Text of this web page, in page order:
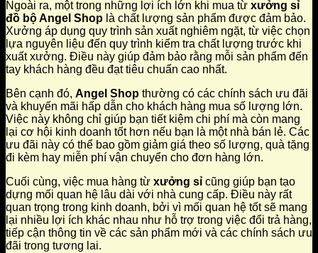
Ngoài ra, một trong những lợi ích lớn khi mua từ xưởng sỉ
đồ bộ Angel Shop là chất lượng sản phẩm được đảm bảo.
Xưởng áp dụng quy trình sản xuất nghiêm ngặt, từ việc chọn
lựa nguyên liệu đến quy trình kiểm tra chất lượng trước khi
xuất xưởng. Điều này giúp đảm bảo rằng mỗi sản phẩm đến
tay khách hàng đều đạt tiêu chuẩn cao nhất.
Bên cạnh đó, Angel Shop thường có các chính sách ưu đãi
và khuyến mãi hấp dẫn cho khách hàng mua số lượng lớn.
Việc này không chỉ giúp bạn tiết kiệm chi phí mà còn mang
lại cơ hội kinh doanh tốt hơn nếu bạn là một nhà bán lẻ. Các
ưu đãi này có thể bao gồm giảm giá theo số lượng, quà tặng
đi kèm hay miễn phí vận chuyển cho đơn hàng lớn.
Cuối cùng, việc mua hàng từ xưởng sỉ cũng giúp bạn tạo
dựng mối quan hệ lâu dài với nhà cung cấp. Điều này rất
quan trọng trong kinh doanh, bởi vì mối quan hệ tốt sẽ mang
lại nhiều lợi ích khác nhau như hỗ trợ trong việc đổi trả hàng,
tiếp cận thông tin về các sản phẩm mới và các chính sách ưu
đãi trong tương lai.